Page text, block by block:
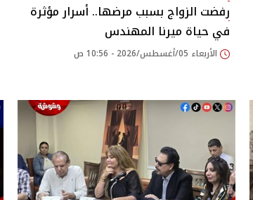
رفضت الزواج بسبب مرضها.. أسرار مؤثرة
في حياة ميرنا المهندس
الأربعاء 05/أغسطس/2026 - 10:56 ص